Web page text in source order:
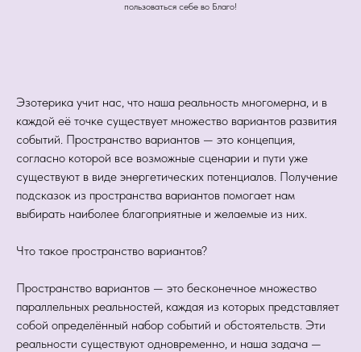
пользоваться себе во Благо!
Эзотерика учит нас, что наша реальность многомерна, и в
каждой её точке существует множество вариантов развития
событий. Пространство вариантов — это концепция,
согласно которой все возможные сценарии и пути уже
существуют в виде энергетических потенциалов. Получение
подсказок из пространства вариантов помогает нам
выбирать наиболее благоприятные и желаемые из них.
Что такое пространство вариантов?
Пространство вариантов — это бесконечное множество
параллельных реальностей, каждая из которых представляет
собой определённый набор событий и обстоятельств. Эти
реальности существуют одновременно, и наша задача —